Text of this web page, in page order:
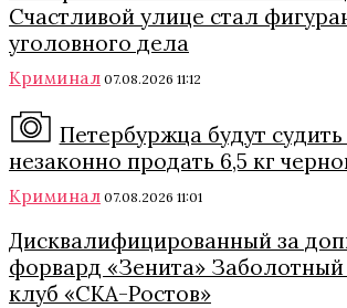
Счастливой улице стал
уголовного дела
Криминал 07.08.2026 11:12
Петербуржца будут
незаконно продать 6,5 кг
Криминал 07.08.2026 11:01
Дисквалифицированный за
форвард «Зенита»
клуб «СКА-Ростов»